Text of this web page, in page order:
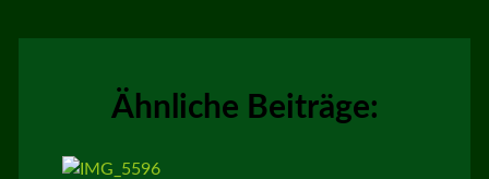
Ähnliche Beiträge: